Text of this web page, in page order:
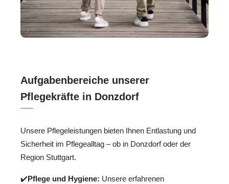
Aufgabenbereiche unserer
Pflegekräfte in Donzdorf
Unsere Pflegeleistungen bieten Ihnen Entlastung und
Sicherheit im Pflegealltag – ob in Donzdorf oder der
Region Stuttgart.
✔️Pflege und Hygiene: Unsere erfahrenen